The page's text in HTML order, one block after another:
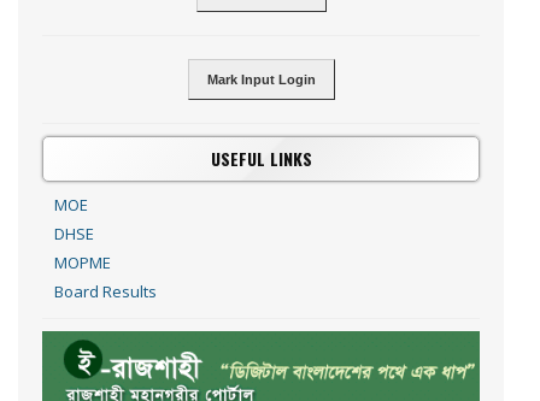
Mark Input Login
USEFUL LINKS
MOE
DHSE
MOPME
Board Results